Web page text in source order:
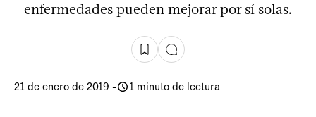
enfermedades pueden mejorar por sí solas.
21 de enero de 2019 - 1 minuto de lectura